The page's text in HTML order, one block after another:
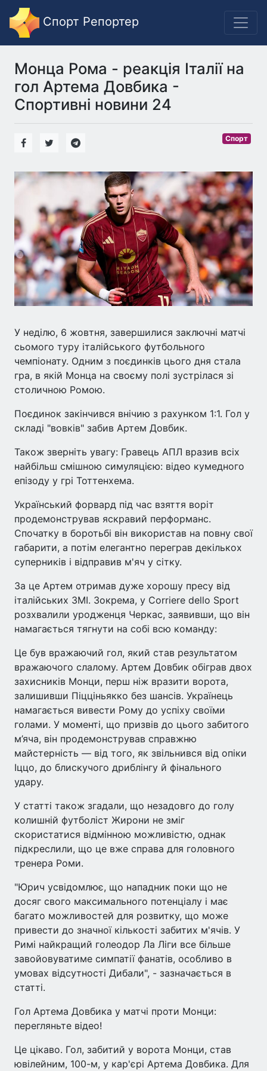
Спорт Репортер
Монца Рома - реакція Італії на
гол Артема Довбика -
Спортивні новини 24
Спорт
У неділю, 6 жовтня, завершилися заключні матчі
сьомого туру італійського футбольного
чемпіонату. Одним з поєдинків цього дня стала
гра, в якій Монца на своєму полі зустрілася зі
столичною Ромою.
Поєдинок закінчився внічию з рахунком 1:1. Гол у
складі "вовків" забив Артем Довбик.
Також зверніть увагу: Гравець АПЛ вразив всіх
найбільш смішною симуляцією: відео кумедного
епізоду у грі Тоттенхема.
Український форвард під час взяття воріт
продемонстрував яскравий перформанс.
Спочатку в боротьбі він використав на повну свої
габарити, а потім елегантно переграв декількох
суперників і відправив м'яч у сітку.
За це Артем отримав дуже хорошу пресу від
італійських ЗМІ. Зокрема, у Corriere dello Sport
розхвалили уродженця Черкас, заявивши, що він
намагається тягнути на собі всю команду:
Це був вражаючий гол, який став результатом
вражаючого слалому. Артем Довбик обіграв двох
захисників Монци, перш ніж вразити ворота,
залишивши Піцціньякко без шансів. Українець
намагається вивести Рому до успіху своїми
голами. У моменті, що призвів до цього забитого
м’яча, він продемонстрував справжню
майстерність — від того, як звільнився від опіки
Іццо, до блискучого дриблінгу й фінального
удару.
У статті також згадали, що незадовго до голу
колишній футболіст Жирони не зміг
скористатися відмінною можливістю, однак
підкреслили, що це вже справа для головного
тренера Роми.
"Юрич усвідомлює, що нападник поки що не
досяг свого максимального потенціалу і має
багато можливостей для розвитку, що може
привести до значної кількості забитих м'ячів. У
Римі найкращий голеодор Ла Ліги все більше
завойовуватиме симпатії фанатів, особливо в
умовах відсутності Дибали", - зазначається в
статті.
Гол Артема Довбика у матчі проти Монци:
перегляньте відео!
Це цікаво. Гол, забитий у ворота Монци, став
ювілейним, 100-м, у кар'єрі Артема Довбика. Для